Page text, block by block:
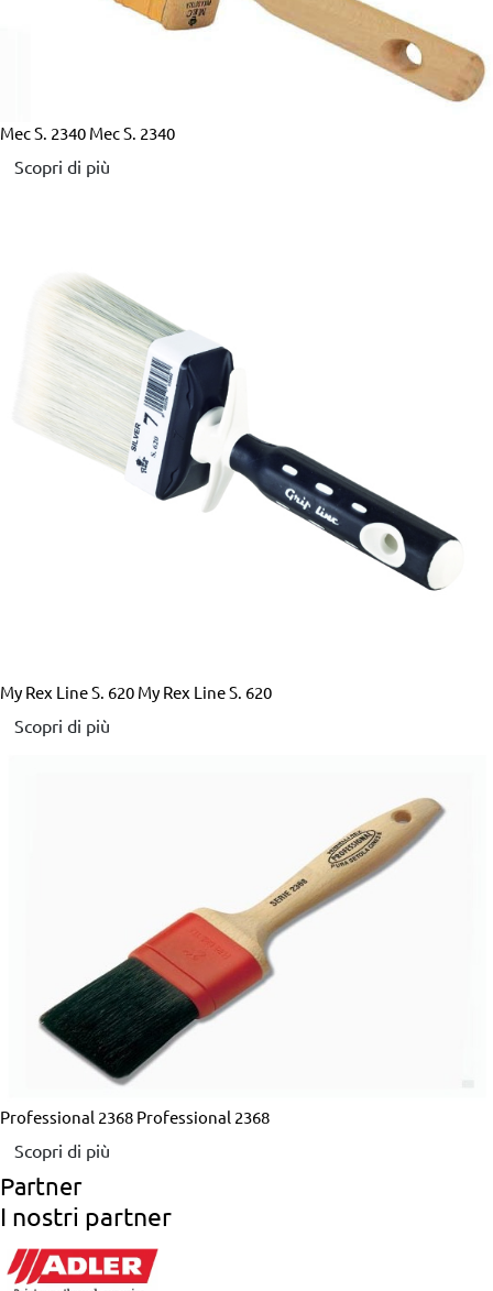
Mec S. 2340 Mec S. 2340
Scopri di più
My Rex Line S. 620 My Rex Line S. 620
Scopri di più
Professional 2368 Professional 2368
Scopri di più
Partner
I nostri partner